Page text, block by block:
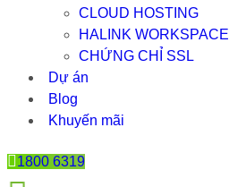
CLOUD HOSTING
HALINK WORKSPACE
CHỨNG CHỈ SSL
Dự án
Blog
Khuyến mãi
1800 6319